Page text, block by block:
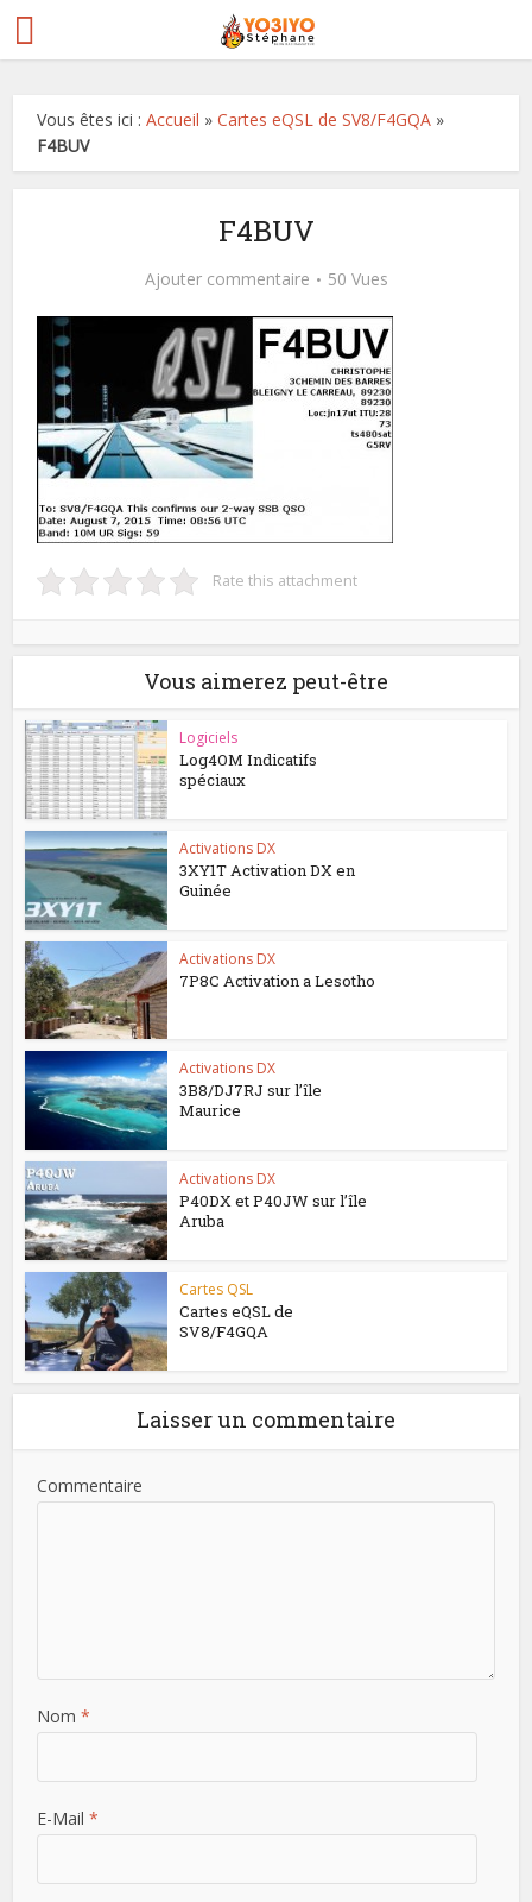
Vous êtes ici :Accueil »Cartes eQSL de SV8/F4GQA »
F4BUV
F4BUV
Ajouter commentaire 50 Vues
Rate this attachment
Vous aimerez peut-être
Logiciels
Log4OM Indicatifs
spéciaux
Activations DX
3XY1T Activation DX en
Guinée
Activations DX
7P8C Activation a Lesotho
Activations DX
3B8/DJ7RJ sur l’île
Maurice
Activations DX
P40DX et P40JW sur l’île
Aruba
Cartes QSL
Cartes eQSL de
SV8/F4GQA
Laisser un commentaire
Commentaire
Nom *
E-Mail *